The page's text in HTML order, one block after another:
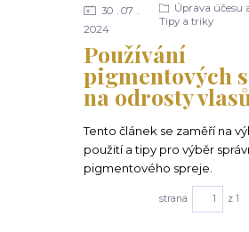
Používání
pigmentových
na odrosty
30
07
2024
Úprava účesu
Tipy a triky
Tento článek se zaměří na
použití a tipy pro výběr
pigmentového spreje.
strana z 1